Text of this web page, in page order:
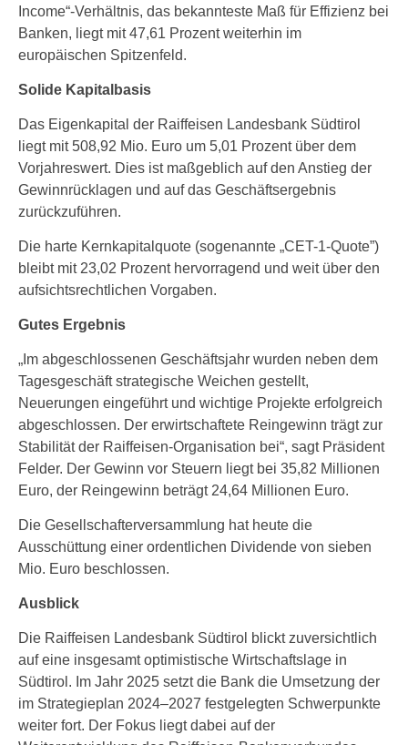
Income“-Verhältnis, das bekannteste Maß für Effizienz bei
Banken, liegt mit 47,61 Prozent weiterhin im
europäischen Spitzenfeld.
Solide Kapitalbasis
Das Eigenkapital der Raiffeisen Landesbank Südtirol
liegt mit 508,92 Mio. Euro um 5,01 Prozent über dem
Vorjahreswert. Dies ist maßgeblich auf den Anstieg der
Gewinnrücklagen und auf das Geschäftsergebnis
zurückzuführen.
Die harte Kernkapitalquote (sogenannte „CET-1-Quote”)
bleibt mit 23,02 Prozent hervorragend und weit über den
aufsichtsrechtlichen Vorgaben.
Gutes Ergebnis
„Im abgeschlossenen Geschäftsjahr wurden neben dem
Tagesgeschäft strategische Weichen gestellt,
Neuerungen eingeführt und wichtige Projekte erfolgreich
abgeschlossen. Der erwirtschaftete Reingewinn trägt zur
Stabilität der Raiffeisen-Organisation bei“, sagt Präsident
Felder. Der Gewinn vor Steuern liegt bei 35,82 Millionen
Euro, der Reingewinn beträgt 24,64 Millionen Euro.
Die Gesellschafterversammlung hat heute die
Ausschüttung einer ordentlichen Dividende von sieben
Mio. Euro beschlossen.
Ausblick
Die Raiffeisen Landesbank Südtirol blickt zuversichtlich
auf eine insgesamt optimistische Wirtschaftslage in
Südtirol. Im Jahr 2025 setzt die Bank die Umsetzung der
im Strategieplan 2024–2027 festgelegten Schwerpunkte
weiter fort. Der Fokus liegt dabei auf der